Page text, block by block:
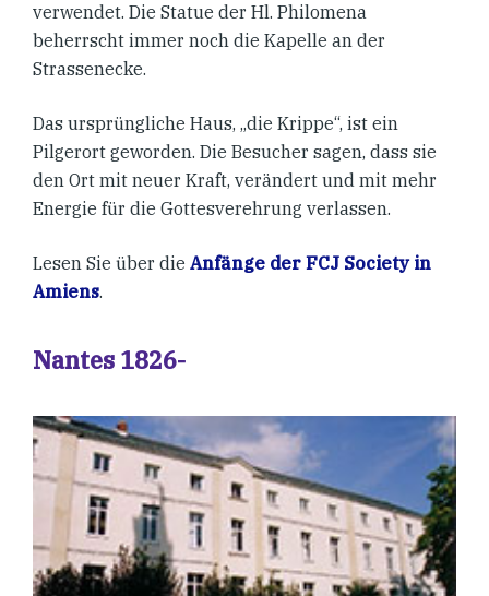
verwendet. Die Statue der Hl. Philomena
beherrscht immer noch die Kapelle an der
Strassenecke.
Das ursprüngliche Haus, „die Krippe“, ist ein
Pilgerort geworden. Die Besucher sagen, dass sie
den Ort mit neuer Kraft, verändert und mit mehr
Energie für die Gottesverehrung verlassen.
Lesen Sie über die Anfänge der FCJ Society in
Amiens.
Nantes 1826-